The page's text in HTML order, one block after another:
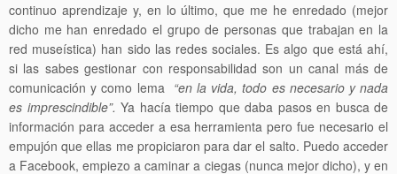
continuo aprendizaje y, en lo último, que me he enredado (mejor
dicho me han enredado el grupo de personas que trabajan en la
red museística) han sido las redes sociales. Es algo que está ahí,
si las sabes gestionar con responsabilidad son un canal más de
comunicación y como lema “en la vida, todo es necesario y nada
es imprescindible”. Ya hacía tiempo que daba pasos en busca de
información para acceder a esa herramienta pero fue necesario el
empujón que ellas me propiciaron para dar el salto. Puedo acceder
a Facebook, empiezo a caminar a ciegas (nunca mejor dicho), y en